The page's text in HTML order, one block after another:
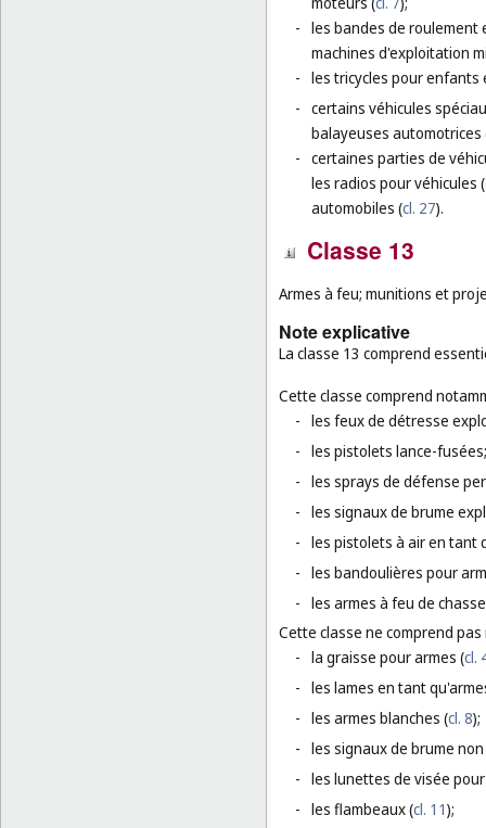
- les bandes de roulement
machines d'exploitation
- les tricycles pour
- certains véhicules
balayeuses automotrices
- certaines parties de
les radios pour véhicules (
automobiles (cl. 27).
Classe 13
Armes à feu; munitions et
Note explicative
La classe 13 comprend
Cette classe comprend
- les feux de détresse
- les pistolets lance-fusées;
- les sprays de défense
- les signaux de brume
- les pistolets à air en tant
- les bandoulières pour
- les armes à feu de
Cette classe ne comprend
- la graisse pour armes (cl.
- les lames en tant
- les armes blanches (cl. 8);
- les signaux de brume
- les lunettes de visée
- les flambeaux (cl. 11);